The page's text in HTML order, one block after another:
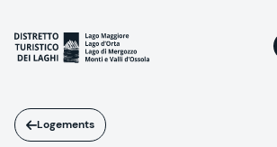
contenu
principal
Logements